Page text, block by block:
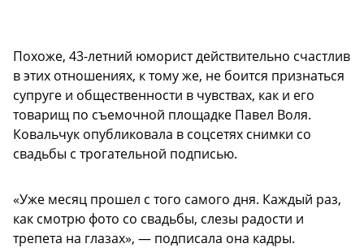
Похоже, 43-летний юморист действительно счастлив
в этих отношениях, к тому же, не боится признаться
супруге и общественности в чувствах, как и его
товарищ по съемочной площадке Павел Воля.
Ковальчук опубликовала в соцсетях снимки со
свадьбы с трогательной подписью.
«Уже месяц прошел с того самого дня. Каждый раз,
как смотрю фото со свадьбы, слезы радости и
трепета на глазах», — подписала она кадры.